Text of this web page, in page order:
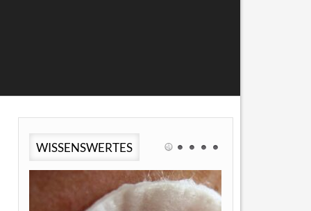
WISSENSWERTES